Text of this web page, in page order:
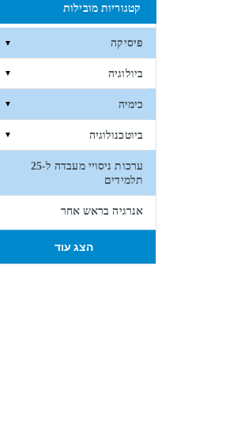
קטגוריות מובילות
פיסיקה ▼
ביולוגיה ▼
כימיה ▼
ביוטכנולוגיה ▼
ערכות ניסויי מעבדה ל-25
תלמידים
אנרגיה בראש אחר
הצג עוד